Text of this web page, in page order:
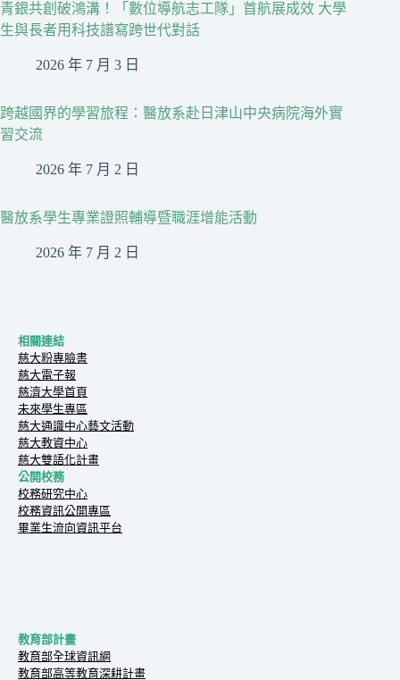
青銀共創破鴻溝！「數位導航志工隊」首航展成效 大學
生與長者用科技譜寫跨世代對話
2026 年 7 月 3 日
跨越國界的學習旅程：醫放系赴日津山中央病院海外實
習交流
2026 年 7 月 2 日
醫放系學生專業證照輔導暨職涯增能活動
2026 年 7 月 2 日
相關連結
慈大粉專臉書
慈大電子報
慈濟大學首頁
未來學生專區
慈大通識中心藝文活動
慈大教資中心
慈大雙語化計畫
公開校務
校務研究中心
校務資訊公開專區
畢業生流向資訊平台
教育部計畫
教育部全球資訊網
教育部高等教育深耕計畫